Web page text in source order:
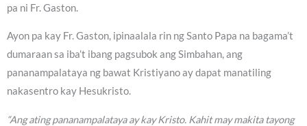
pa ni Fr. Gaston.
Ayon pa kay Fr. Gaston, ipinaalala rin ng Santo Papa na bagama’t
dumaraan sa iba’t ibang pagsubok ang Simbahan, ang
pananampalataya ng bawat Kristiyano ay dapat manatiling
nakasentro kay Hesukristo.
“Ang ating pananampalataya ay kay Kristo. Kahit may makita tayong